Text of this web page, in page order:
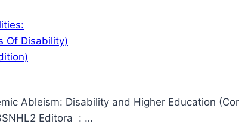
de
instalar
Um
Guia
Persuasivo
para
Ableism: Disability and Higher Education
B08F3SNHL2 Editora ‏ : ‎…